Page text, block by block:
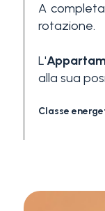
A
rotazione.
L'
alla sua
Classe
Piscina